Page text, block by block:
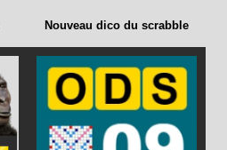
Nouveau dico du scrabble